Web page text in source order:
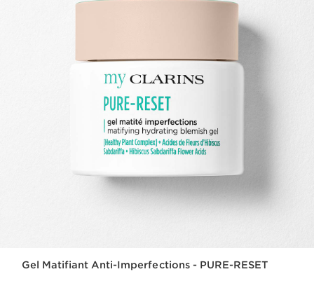
Gel Matifiant Anti-Imperfections - PURE-RESET